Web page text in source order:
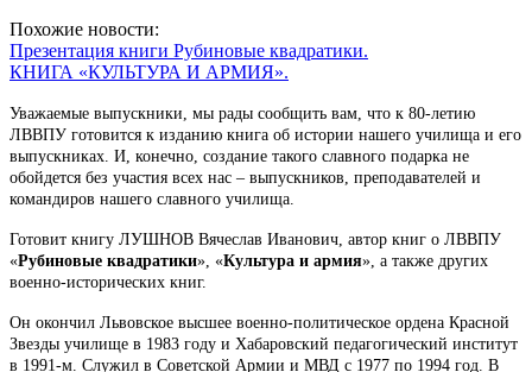
Похожие новости:
Презентация книги Рубиновые квадратики.
КНИГА «КУЛЬТУРА И АРМИЯ».
Уважаемые выпускники, мы рады сообщить вам, что к 80-летию
ЛВВПУ готовится к изданию книга об истории нашего училища и его
выпускниках. И, конечно, создание такого славного подарка не
обойдется без участия всех нас – выпускников, преподавателей и
командиров нашего славного училища.
Готовит книгу ЛУШНОВ Вячеслав Иванович, автор книг о ЛВВПУ
«Рубиновые квадратики», «Культура и армия», а также других
военно-исторических книг.
Он окончил Львовское высшее военно-политическое ордена Красной
Звезды училище в 1983 году и Хабаровский педагогический институт
в 1991-м. Служил в Советской Армии и МВД с 1977 по 1994 год. В